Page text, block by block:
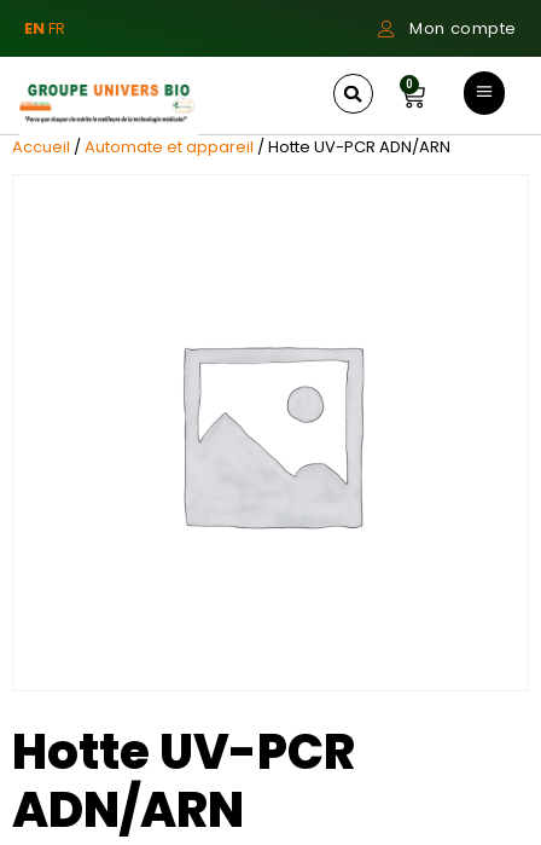
ENFR Mon compte
0
Accueil /Automate et appareil / Hotte UV-PCR ADN/ARN
Hotte UV-PCR
ADN/ARN